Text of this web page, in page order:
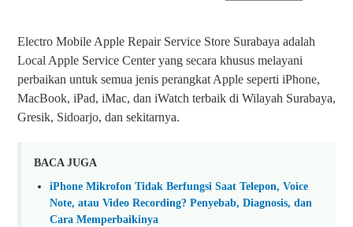
Electro Mobile Apple Repair Service Store Surabaya adalah
Local Apple Service Center yang secara khusus melayani
perbaikan untuk semua jenis perangkat Apple seperti iPhone,
MacBook, iPad, iMac, dan iWatch terbaik di Wilayah Surabaya,
Gresik, Sidoarjo, dan sekitarnya.
BACA JUGA
iPhone Mikrofon Tidak Berfungsi Saat Telepon, Voice
Note, atau Video Recording? Penyebab, Diagnosis, dan
Cara Memperbaikinya